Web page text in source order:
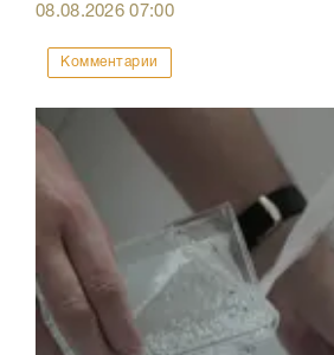
08.08.202607:00
Комментарии